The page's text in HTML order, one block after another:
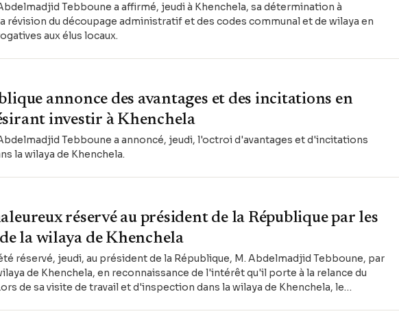
Tebboune a affirmé, jeudi à Khenchela, sa détermination à
révision du découpage administratif et des codes communal et de wilaya en
aux élus locaux.
annonce des avantages et des incitations en
investir à Khenchela
Tebboune a annoncé, jeudi, l'octroi d'avantages et d'incitations
la wilaya de Khenchela.
réservé au président de la République par les
la wilaya de Khenchela
réservé, jeudi, au président de la République, M. Abdelmadjid Tebboune, par
de Khenchela, en reconnaissance de l'intérêt qu'il porte à la relance du
de sa visite de travail et d'inspection dans la wilaya de Khenchela, le